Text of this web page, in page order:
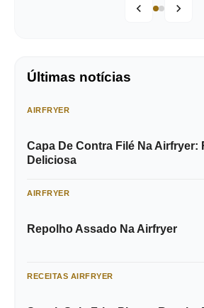
Últimas notícias
AIRFRYER
Capa De Contra Filé Na Airfryer:
Deliciosa
AIRFRYER
Repolho Assado Na Airfryer
RECEITAS AIRFRYER